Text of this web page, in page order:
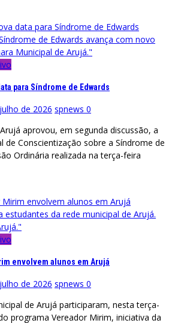
de Edwards avança com novo
Municipal de Arujá."
para Síndrome de Edwards
de 2026 spnews 0
aprovou, em segunda discussão, a
de Conscientização sobre a Síndrome de
Ordinária realizada na terça-feira
estudantes da rede municipal de Arujá.
envolvem alunos em Arujá
de 2026 spnews 0
de Arujá participaram, nesta terça-
programa Vereador Mirim, iniciativa da